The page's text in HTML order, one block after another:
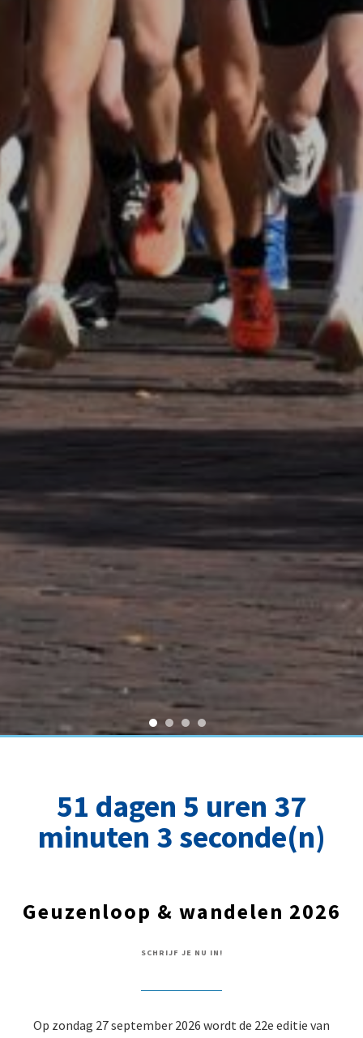
51 dagen 5 uren 37
minuten 2 seconde(n)
Geuzenloop & wandelen 2026
SCHRIJF JE NU IN!
Op zondag 27 september 2026 wordt de 22e editie van